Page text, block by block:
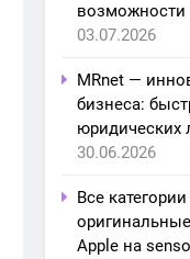
возможности
03.07.2026
MRnet —
бизнеса:
юридических
30.06.2026
Все
Apple на